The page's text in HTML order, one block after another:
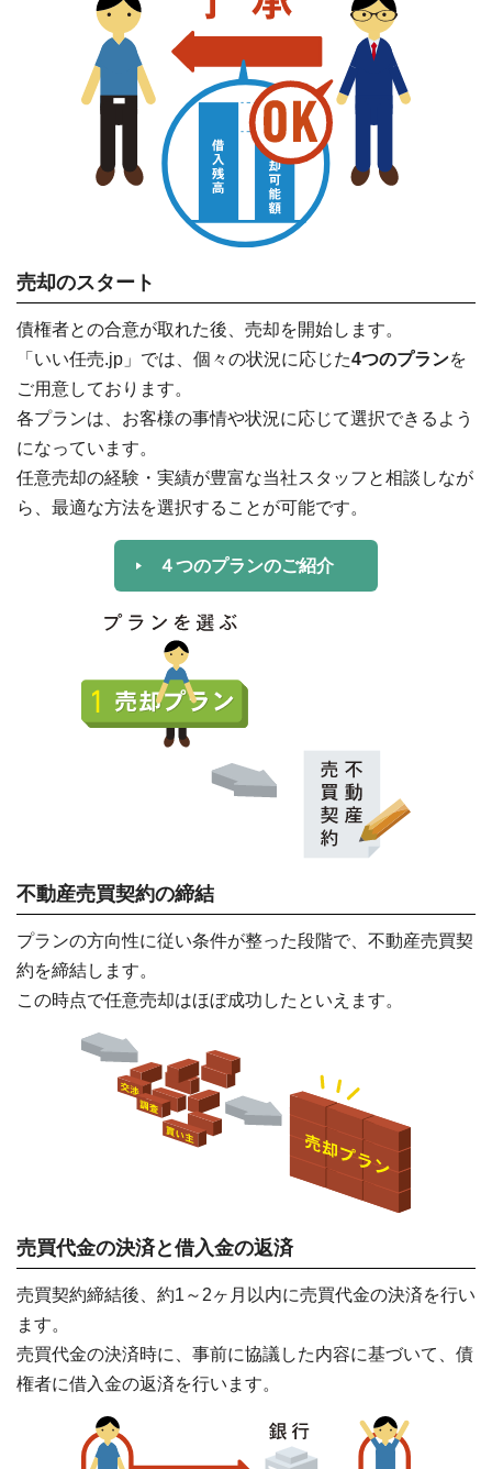
売却のスタート
債権者との合意が取れた後、売却を開始します。
「いい任売.jp」では、個々の状況に応じた4つのプランを
ご用意しております。
各プランは、お客様の事情や状況に応じて選択できるよう
になっています。
任意売却の経験・実績が豊富な当社スタッフと相談しなが
ら、最適な方法を選択することが可能です。
４つのプランのご紹介
不動産売買契約の締結
プランの方向性に従い条件が整った段階で、不動産売買契
約を締結します。
この時点で任意売却はほぼ成功したといえます。
売買代金の決済と借入金の返済
売買契約締結後、約1～2ヶ月以内に売買代金の決済を行い
ます。
売買代金の決済時に、事前に協議した内容に基づいて、債
権者に借入金の返済を行います。